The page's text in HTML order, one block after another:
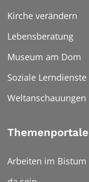
Kirche verändern
Lebensberatung
Museum am Dom
Soziale Lerndienste
Weltanschauungen
Themenportale
Arbeiten im Bistum